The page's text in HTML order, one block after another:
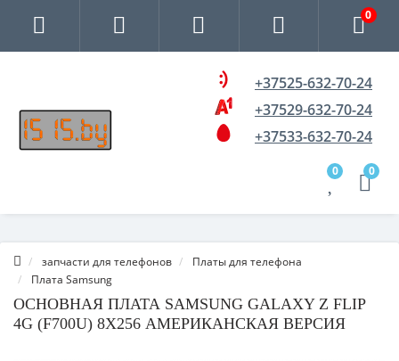
0
+37525-632-70-24
+37529-632-70-24
+37533-632-70-24
0 0
запчасти для телефонов
Платы для телефона
Плата Samsung
ОСНОВНАЯ ПЛАТА SAMSUNG GALAXY Z FLIP
4G (F700U) 8X256 АМЕРИКАНСКАЯ ВЕРСИЯ